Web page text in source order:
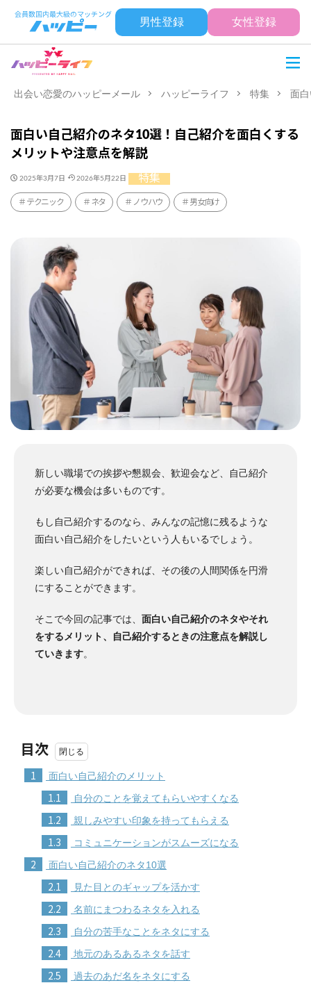
男性登録 女性登録
出会い恋愛のハッピーメール ハッピーライフ 特集 面
面白い自己紹介のネタ10選！自己紹介を面白くする
メリットや注意点を解説
2025年3月7日 2026年5月22日 特集
テクニック ネタ ノウハウ 男女向け
新しい職場での挨拶や懇親会、歓迎会など、自己紹介
が必要な機会は多いものです。
もし自己紹介するのなら、みんなの記憶に残るような
面白い自己紹介をしたいという人もいるでしょう。
楽しい自己紹介ができれば、その後の人間関係を円滑
にすることができます。
そこで今回の記事では、 面白い自己紹介のネタやそれ
をするメリット、自己紹介するときの注意点を解説し
ていきます。
目次
1 面白い自己紹介のメリット
1.1 自分のことを覚えてもらいやすくなる
1.2 親しみやすい印象を持ってもらえる
1.3 コミュニケーションがスムーズになる
2 面白い自己紹介のネタ10選
2.1 見た目とのギャップを活かす
2.2 名前にまつわるネタを入れる
2.3 自分の苦手なことをネタにする
2.4 地元のあるあるネタを話す
2.5 過去のあだ名をネタにする